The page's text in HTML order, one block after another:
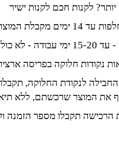
לקנות חכם לקנות ישיר
מקבלת המוצר
ושבת וחגים
נקודות חלוקה בפריסה
לנקודת החלוקה,
את המוצר שרכשתם, ללא
תקבלו מספר הזמנה